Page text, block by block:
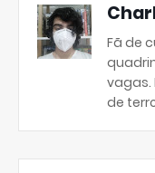
Fã de
vagas.
de